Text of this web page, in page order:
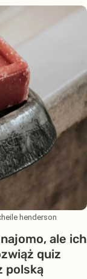
henderson
ale ich
quiz
polską